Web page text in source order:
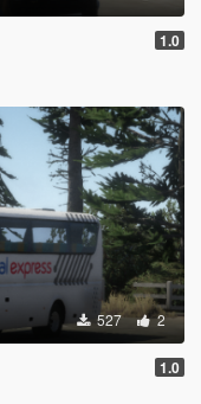
1.0
527 2
1.0